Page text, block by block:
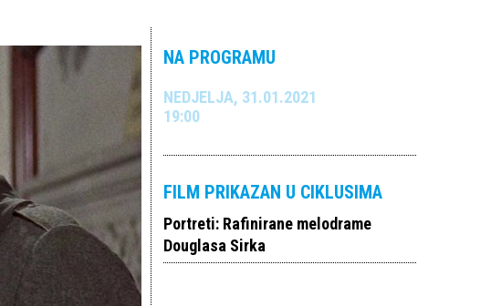
NA PROGRAMU
NEDJELJA, 31.01.2021
19:00
FILM PRIKAZAN U CIKLUSIMA
Portreti: Rafinirane melodrame
Douglasa Sirka